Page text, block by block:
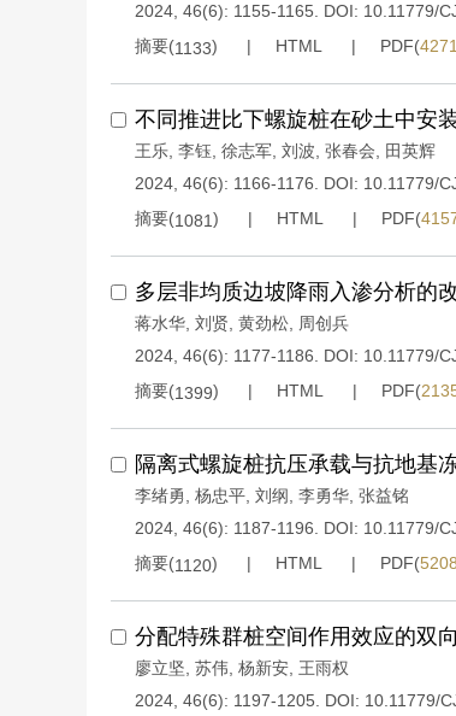
2024, 46(6): 1155-1165.
DOI: 10.11779/
摘要(1133) HTML PDF(4271
不同推进比下螺旋桩在砂土中安
王乐 李钰 徐志军 刘波 张春会
田英辉
2024, 46(6): 1166-1176.
DOI: 10.11779/
摘要(1081) HTML PDF(
多层非均质边坡降雨入渗分析的
蒋水华 刘贤 黄劲松
周创兵
2024, 46(6): 1177-1186.
DOI: 10.11779/
摘要(1399) HTML PDF(
隔离式螺旋桩抗压承载与抗地基
李绪勇 杨忠平 刘纲 李勇华 张益铭
2024, 46(6): 1187-1196.
DOI: 10.11779/
摘要(1120) HTML PDF(5208
分配特殊群桩空间作用效应的双向
廖立坚 苏伟 杨新安 王雨权
2024, 46(6): 1197-1205.
DOI: 10.11779/